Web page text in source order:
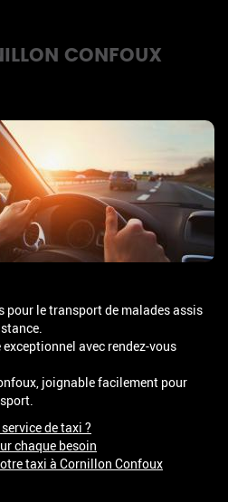
CONFOUX
pour le transport de malades assis
avec rendez-vous
joignable facilement pour
de taxi ?
chaque besoin
taxi à Cornillon Confoux